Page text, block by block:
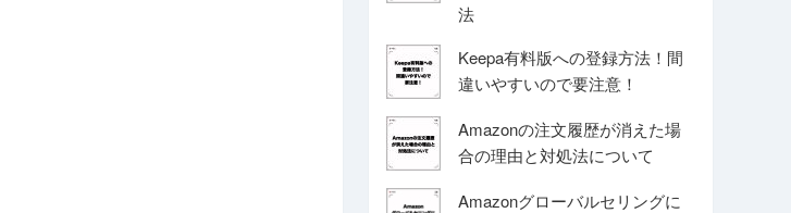
法
Keepa有料版への登録方法！間
違いやすいので要注意！
Amazonの注文履歴が消えた場
合の理由と対処法について
Amazonグローバルセリングに